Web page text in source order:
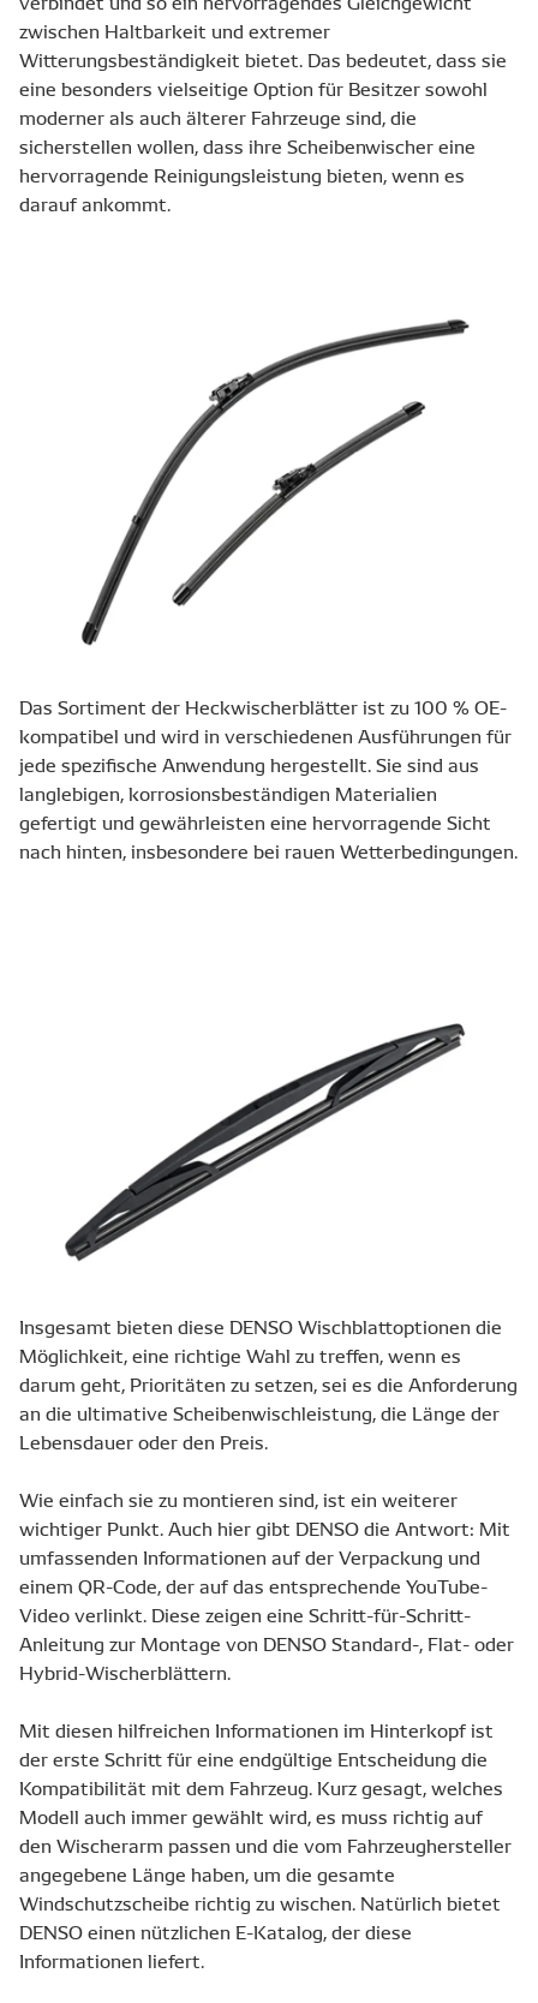
zwischen Haltbarkeit und extremer
Witterungsbeständigkeit bietet. Das bedeutet, dass sie
eine besonders vielseitige Option für Besitzer sowohl
moderner als auch älterer Fahrzeuge sind, die
sicherstellen wollen, dass ihre Scheibenwischer eine
hervorragende Reinigungsleistung bieten, wenn es
darauf ankommt.
Das Sortiment der Heckwischerblätter ist zu 100 % OE-
kompatibel und wird in verschiedenen Ausführungen für
jede spezifische Anwendung hergestellt. Sie sind aus
langlebigen, korrosionsbeständigen Materialien
gefertigt und gewährleisten eine hervorragende Sicht
nach hinten, insbesondere bei rauen Wetterbedingungen.
Insgesamt bieten diese DENSO Wischblattoptionen die
Möglichkeit, eine richtige Wahl zu treffen, wenn es
darum geht, Prioritäten zu setzen, sei es die Anforderung
an die ultimative Scheibenwischleistung, die Länge der
Lebensdauer oder den Preis.
Wie einfach sie zu montieren sind, ist ein weiterer
wichtiger Punkt. Auch hier gibt DENSO die Antwort: Mit
umfassenden Informationen auf der Verpackung und
einem QR-Code, der auf das entsprechende YouTube-
Video verlinkt. Diese zeigen eine Schritt-für-Schritt-
Anleitung zur Montage von DENSO Standard-, Flat- oder
Hybrid-Wischerblättern.
Mit diesen hilfreichen Informationen im Hinterkopf ist
der erste Schritt für eine endgültige Entscheidung die
Kompatibilität mit dem Fahrzeug. Kurz gesagt, welches
Modell auch immer gewählt wird, es muss richtig auf
den Wischerarm passen und die vom Fahrzeughersteller
angegebene Länge haben, um die gesamte
Windschutzscheibe richtig zu wischen. Natürlich bietet
DENSO einen nützlichen E-Katalog, der diese
Informationen liefert.